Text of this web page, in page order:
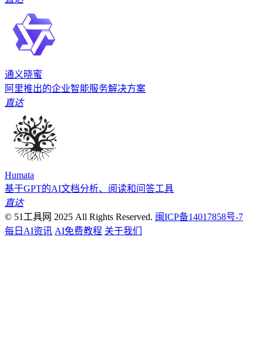
通义晓蜜
阿里推出的企业智能服务解决方案
直达
Humata
基于GPT的AI文档分析、阅读和问答工具
直达
© 51工具网 2025 All Rights Reserved. 闽ICP备14017858号-7
每日AI资讯 AI免费教程 关于我们